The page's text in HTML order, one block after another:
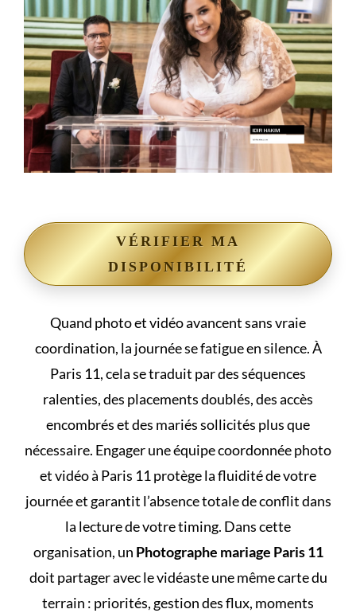
VÉRIFIER MA
DISPONIBILITÉ
Quand photo et vidéo avancent sans vraie
coordination, la journée se fatigue en silence. À
Paris 11, cela se traduit par des séquences
ralenties, des placements doublés, des accès
encombrés et des mariés sollicités plus que
nécessaire. Engager une équipe coordonnée photo
et vidéo à Paris 11 protège la fluidité de votre
journée et garantit l’absence totale de conflit dans
la lecture de votre timing. Dans cette
organisation, un Photographe mariage Paris 11
doit partager avec le vidéaste une même carte du
terrain : priorités, gestion des flux, moments